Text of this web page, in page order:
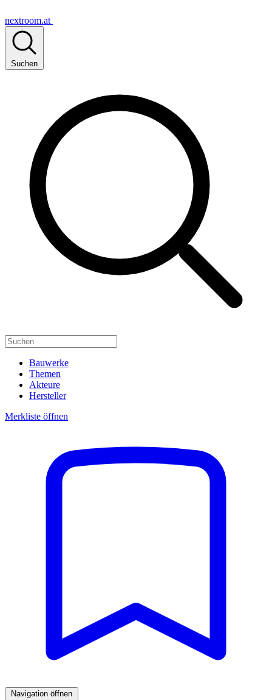
nextroom.at
Suchen
Bauwerke
Themen
Akteure
Hersteller
Merkliste öffnen
Navigation öffnen